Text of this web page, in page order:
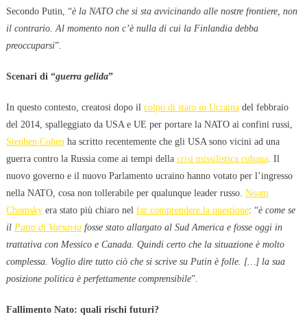
Secondo Putin, “è la NATO che si sta avvicinando alle nostre frontiere, non
il contrario. Al momento non c’è nulla di cui la Finlandia debba
preoccuparsi”.
Scenari di “guerra gelida”
In questo contesto, creatosi dopo il colpo di stato in Ucrainadel febbraio
del 2014, spalleggiato da USA e UE per portare la NATO ai confini russi,
Stephen Cohen ha scritto recentemente che gli USA sono vicini ad una
guerra contro la Russia come ai tempi della crisi missilistica cubana. Il
nuovo governo e il nuovo Parlamento ucraino hanno votato per l’ingresso
nella NATO, cosa non tollerabile per qualunque leader russo. Noam
Chomskyera stato più chiaro nel far comprendere la questione: “è come se
il Patto di Varsaviafosse stato allargato al Sud America e fosse oggi in
trattativa con Messico e Canada. Quindi certo che la situazione è molto
complessa. Voglio dire tutto ciò che si scrive su Putin è folle. […] la sua
posizione politica è perfettamente comprensibile”.
Fallimento Nato: quali rischi futuri?